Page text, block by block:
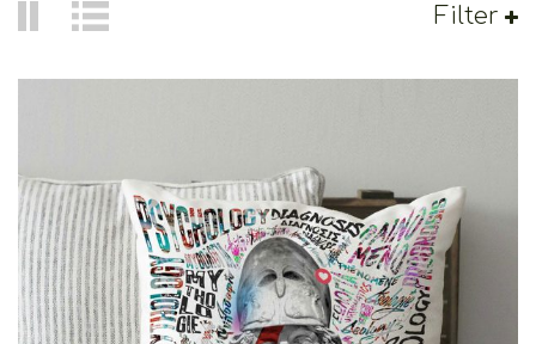
Filter
Cretoons Pillowcase Athena
€26.00